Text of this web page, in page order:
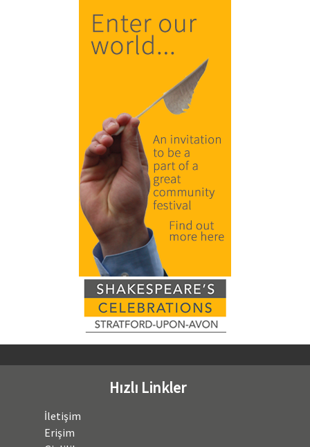
Hızlı Linkler
İletişim
Erişim